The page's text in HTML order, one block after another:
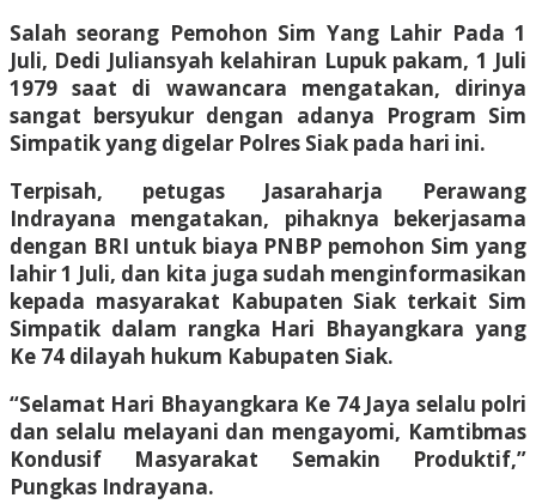
Salah seorang Pemohon Sim Yang Lahir Pada 1
Juli, Dedi Juliansyah kelahiran Lupuk pakam, 1 Juli
1979 saat di wawancara mengatakan, dirinya
sangat bersyukur dengan adanya Program Sim
Simpatik yang digelar Polres Siak pada hari ini.
Terpisah, petugas Jasaraharja Perawang
Indrayana mengatakan, pihaknya bekerjasama
dengan BRI untuk biaya PNBP pemohon Sim yang
lahir 1 Juli, dan kita juga sudah menginformasikan
kepada masyarakat Kabupaten Siak terkait Sim
Simpatik dalam rangka Hari Bhayangkara yang
Ke 74 dilayah hukum Kabupaten Siak.
“Selamat Hari Bhayangkara Ke 74 Jaya selalu polri
dan selalu melayani dan mengayomi, Kamtibmas
Kondusif Masyarakat Semakin Produktif,”
Pungkas Indrayana.